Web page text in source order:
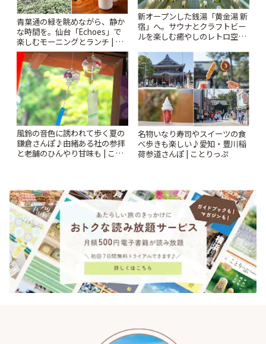
青葉通の緑を眺めながら、静か
な時間を。仙台「Echoes」で
楽しむモーニングとランチ | こ
とりっぷ
新オープンした銭湯「黄金湯 新
宿」へ。サウナとクラフトビー
ルを楽しむ癒やしのレトロ空間
風鈴の音色に誘われて歩く夏の
鎌倉さんぽ♪由緒ある社の参拝
と老舗のひんやり甘味も | こと
名物いなり寿司やスイーツの食
べ歩きも楽しい♪愛知・豊川稲
荷参道さんぽ | ことりっぷ